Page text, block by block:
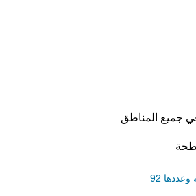
جميع المناطق
92